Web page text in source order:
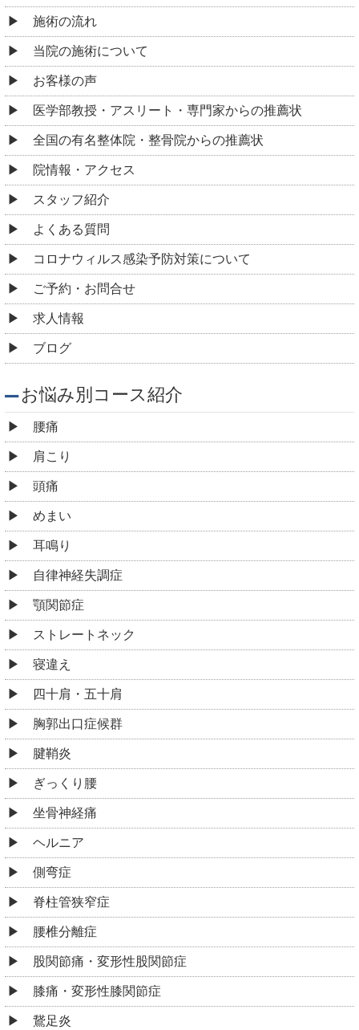
施術の流れ
当院の施術について
お客様の声
医学部教授・アスリート・専門家からの推薦状
全国の有名整体院・整骨院からの推薦状
院情報・アクセス
スタッフ紹介
よくある質問
コロナウィルス感染予防対策について
ご予約・お問合せ
求人情報
ブログ
お悩み別コース紹介
腰痛
肩こり
頭痛
めまい
耳鳴り
自律神経失調症
顎関節症
ストレートネック
寝違え
四十肩・五十肩
胸郭出口症候群
腱鞘炎
ぎっくり腰
坐骨神経痛
ヘルニア
側弯症
脊柱管狭窄症
腰椎分離症
股関節痛・変形性股関節症
膝痛・変形性膝関節症
鵞足炎